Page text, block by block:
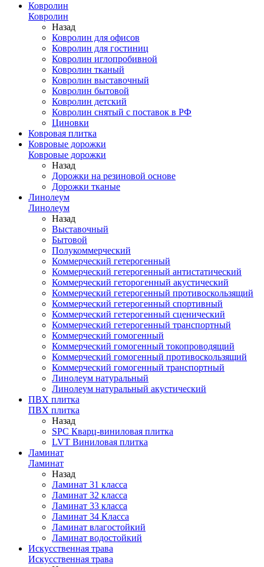
Ковролин
Ковролин
Назад
Ковролин для офисов
Ковролин для гостиниц
Ковролин иглопробивной
Ковролин тканый
Ковролин выставочный
Ковролин бытовой
Ковролин детский
Ковролин снятый с поставок в РФ
Циновки
Ковровая плитка
Ковровые дорожки
Ковровые дорожки
Назад
Дорожки на резиновой основе
Дорожки тканые
Линолеум
Линолеум
Назад
Выставочный
Бытовой
Полукоммерческий
Коммерческий гетерогенный
Коммерческий гетерогенный антистатический
Коммерческий геторогенный акустический
Коммерческий гетерогенный противоскользящий
Коммерческий гетерогенный спортивный
Коммерческий гетерогенный сценический
Коммерческий гетерогенный транспортный
Коммерческий гомогенный
Коммерческий гомогенный токопроводящий
Коммерческий гомогенный противоскользящий
Коммерческий гомогенный транспортный
Линолеум натуральный
Линолеум натуральный акустический
ПВХ плитка
ПВХ плитка
Назад
SPC Кварц-виниловая плитка
LVT Виниловая плитка
Ламинат
Ламинат
Назад
Ламинат 31 класса
Ламинат 32 класса
Ламинат 33 класса
Ламинат 34 Класса
Ламинат влагостойкий
Ламинат водостойкий
Искусственная трава
Искусственная трава